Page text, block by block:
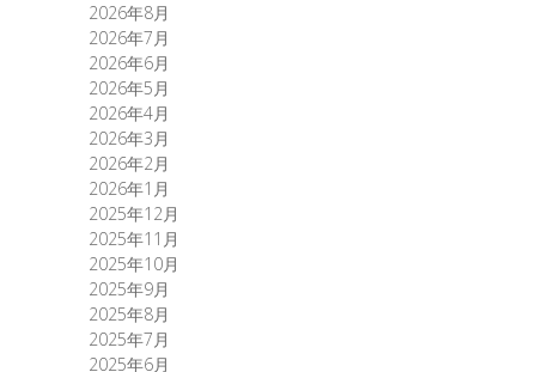
2026年8月
2026年7月
2026年6月
2026年5月
2026年4月
2026年3月
2026年2月
2026年1月
2025年12月
2025年11月
2025年10月
2025年9月
2025年8月
2025年7月
2025年6月